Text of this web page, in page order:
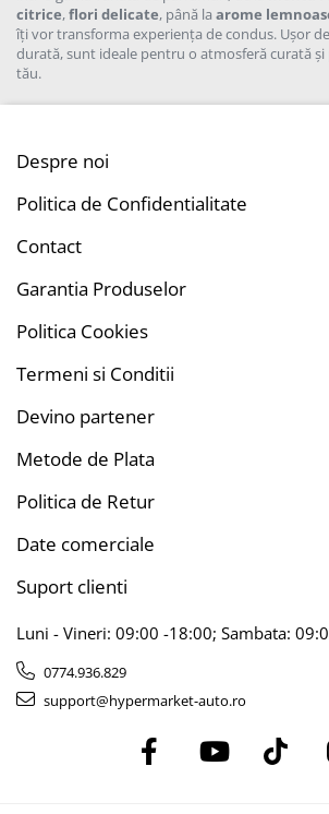
citrice,flori delicate, până la arome
îți vor transforma experiența de condus. Ușor
durată, sunt ideale pentru o atmosferă curată
tău.
Despre noi
Politica de Confidentialitate
Contact
Garantia Produselor
Politica Cookies
Termeni si Conditii
Devino partener
Metode de Plata
Politica de Retur
Date comerciale
Suport clienti
Luni - Vineri: 09:00 -18:00; Sambata:
0774.936.829
support@hypermarket-auto.ro